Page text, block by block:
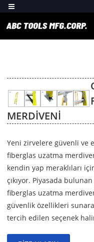
MERDIVENI
Yeni zirvelere güvenli ve
fiberglas uzatma
kendin yap meraklıları
çıkıyor. Piyasada
fiberglas uzatma
güvenlik özellikleri
tercih edilen seçenek